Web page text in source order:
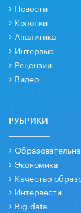
Новости
Колонки
Аналитика
Интервью
Рецензии
Видео
РУБРИКИ
Экономика
Качество
Интервести
Big data